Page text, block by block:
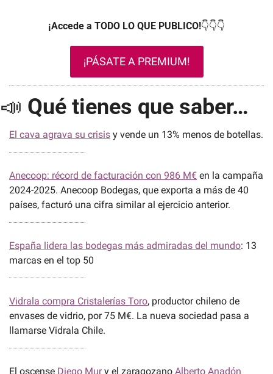
¡Accede a TODO LO QUE PUBLICO!👇👇👇
¡PÁSATE A PREMIUM!
📣 Qué tienes que saber…
El cava agrava su crisis y vende un 13% menos de botellas.
Anecoop: récord de facturación con 986 M€ en la campaña
2024-2025. Anecoop Bodegas, que exporta a más de 40
países, facturó una cifra similar al ejercicio anterior.
España lidera las bodegas más admiradas del mundo: 13
marcas en el top 50
Vidrala compra Cristalerías Toro, productor chileno de
envases de vidrio, por 75 M€. La nueva sociedad pasa a
llamarse Vidrala Chile.
El oscense Diego Mur y el zaragozano Alberto Anadón